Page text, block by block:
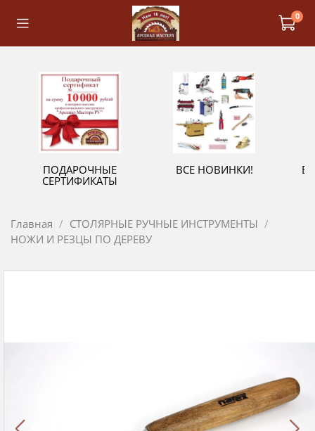
0
ПОДАРОЧНЫЕ
СЕРТИФИКАТЫ
ВСЕ НОВИНКИ!
Главная
СТОЛЯРНЫЕ РУЧНЫЕ ИНСТРУМЕНТЫ
НОЖИ И РЕЗЦЫ ПО ДЕРЕВУ